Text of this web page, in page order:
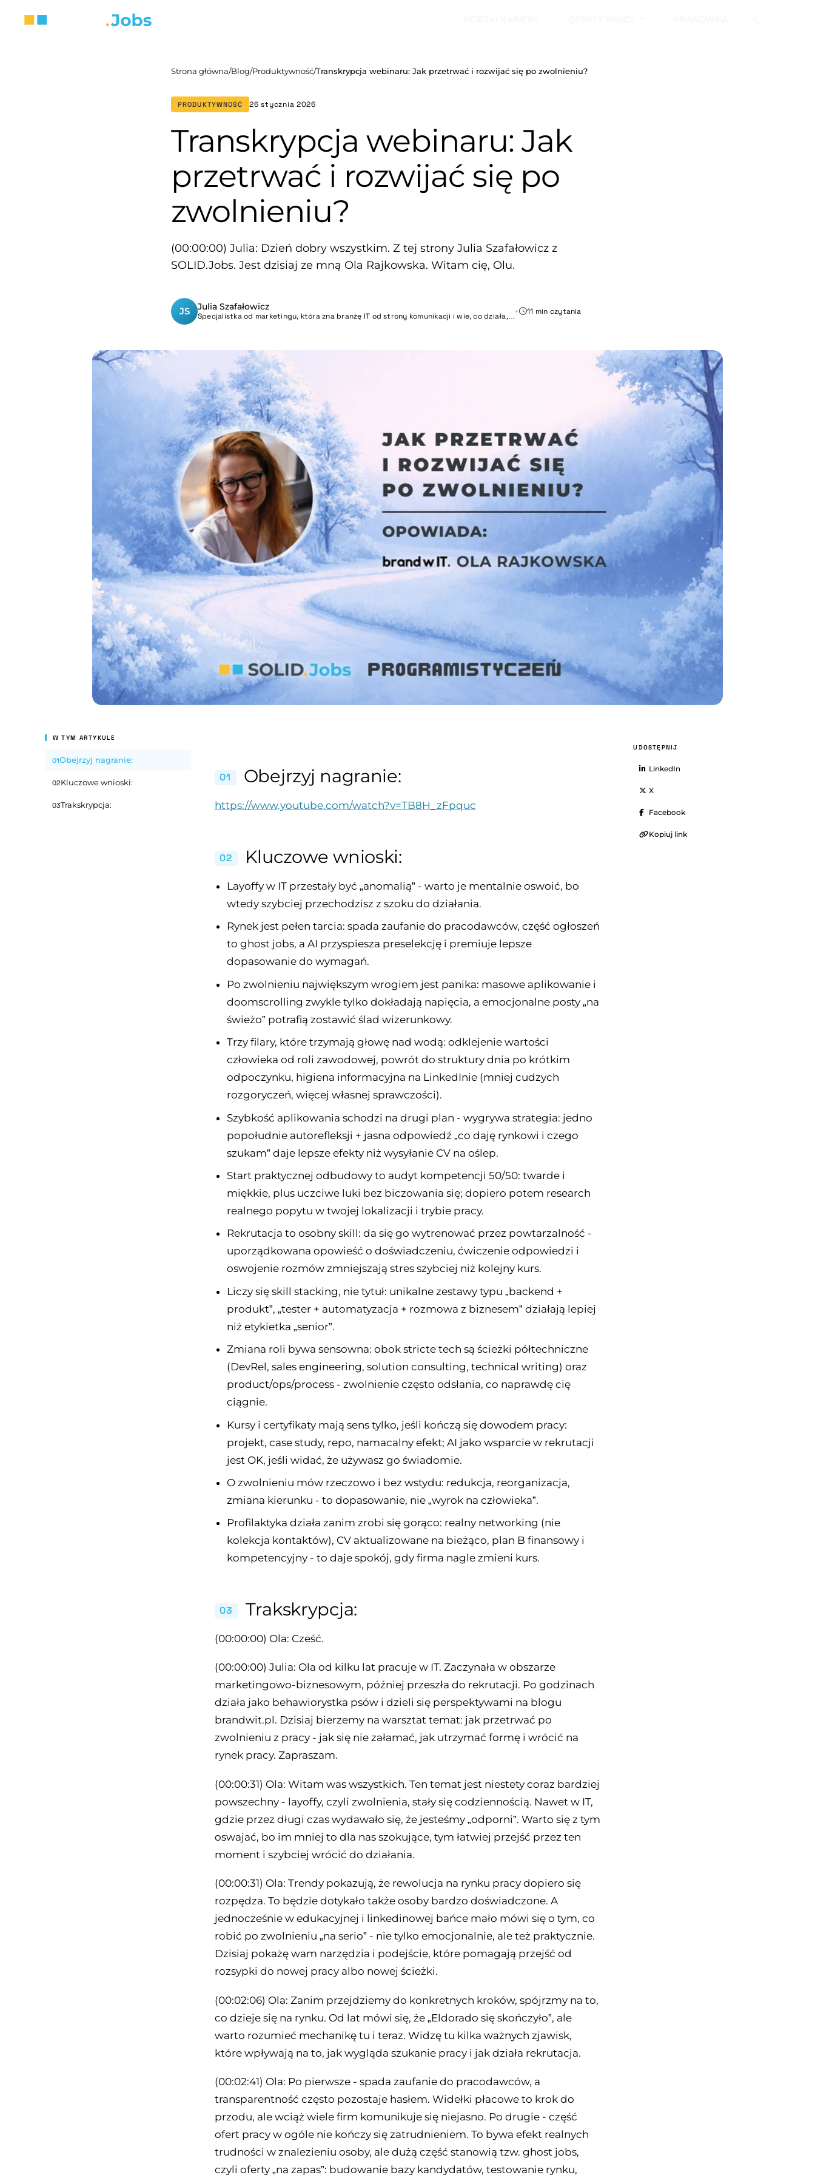
Strona główna/Blog/Produktywność/Transkrypcja webinaru: Jak przetrwać i rozwijać się po zwolnieniu?
PRODUKTYWNOŚĆ 26 stycznia 2026
Transkrypcja webinaru: Jak
przetrwać i rozwijać się po
zwolnieniu?
(00:00:00) Julia: Dzień dobry wszystkim. Z tej strony Julia Szafałowicz z
SOLID.Jobs. Jest dzisiaj ze mną Ola Rajkowska. Witam cię, Olu.
JS Julia Szafałowicz
Specjalistka od marketingu, która zna branżę IT od strony komunikacji i wie, co działa,… 11 min czytania
W TYM ARTYKULE
01Obejrzyj nagranie:
02Kluczowe wnioski:
03Trakskrypcja:
01 Obejrzyj nagranie:
https://www.youtube.com/watch?v=TB8H_zFpquc
02 Kluczowe wnioski:
Layoffy w IT przestały być „anomalią” - warto je mentalnie oswoić, bo
wtedy szybciej przechodzisz z szoku do działania.
Rynek jest pełen tarcia: spada zaufanie do pracodawców, część ogłoszeń
to ghost jobs, a AI przyspiesza preselekcję i premiuje lepsze
dopasowanie do wymagań.
Po zwolnieniu największym wrogiem jest panika: masowe aplikowanie i
doomscrolling zwykle tylko dokładają napięcia, a emocjonalne posty „na
świeżo” potrafią zostawić ślad wizerunkowy.
Trzy filary, które trzymają głowę nad wodą: odklejenie wartości
człowieka od roli zawodowej, powrót do struktury dnia po krótkim
odpoczynku, higiena informacyjna na LinkedInie (mniej cudzych
rozgoryczeń, więcej własnej sprawczości).
Szybkość aplikowania schodzi na drugi plan - wygrywa strategia: jedno
popołudnie autorefleksji + jasna odpowiedź „co daję rynkowi i czego
szukam” daje lepsze efekty niż wysyłanie CV na oślep.
Start praktycznej odbudowy to audyt kompetencji 50/50: twarde i
miękkie, plus uczciwe luki bez biczowania się; dopiero potem research
realnego popytu w twojej lokalizacji i trybie pracy.
Rekrutacja to osobny skill: da się go wytrenować przez powtarzalność -
uporządkowana opowieść o doświadczeniu, ćwiczenie odpowiedzi i
oswojenie rozmów zmniejszają stres szybciej niż kolejny kurs.
Liczy się skill stacking, nie tytuł: unikalne zestawy typu „backend +
produkt”, „tester + automatyzacja + rozmowa z biznesem” działają lepiej
niż etykietka „senior”.
Zmiana roli bywa sensowna: obok stricte tech są ścieżki półtechniczne
(DevRel, sales engineering, solution consulting, technical writing) oraz
product/ops/process - zwolnienie często odsłania, co naprawdę cię
ciągnie.
Kursy i certyfikaty mają sens tylko, jeśli kończą się dowodem pracy:
projekt, case study, repo, namacalny efekt; AI jako wsparcie w rekrutacji
jest OK, jeśli widać, że używasz go świadomie.
O zwolnieniu mów rzeczowo i bez wstydu: redukcja, reorganizacja,
zmiana kierunku - to dopasowanie, nie „wyrok na człowieka”.
Profilaktyka działa zanim zrobi się gorąco: realny networking (nie
kolekcja kontaktów), CV aktualizowane na bieżąco, plan B finansowy i
kompetencyjny - to daje spokój, gdy firma nagle zmieni kurs.
03 Trakskrypcja:
(00:00:00) Ola: Cześć.
(00:00:00) Julia: Ola od kilku lat pracuje w IT. Zaczynała w obszarze
marketingowo-biznesowym, później przeszła do rekrutacji. Po godzinach
działa jako behawiorystka psów i dzieli się perspektywami na blogu
brandwit.pl. Dzisiaj bierzemy na warsztat temat: jak przetrwać po
zwolnieniu z pracy - jak się nie załamać, jak utrzymać formę i wrócić na
rynek pracy. Zapraszam.
(00:00:31) Ola: Witam was wszystkich. Ten temat jest niestety coraz bardziej
powszechny - layoffy, czyli zwolnienia, stały się codziennością. Nawet w IT,
gdzie przez długi czas wydawało się, że jesteśmy „odporni”. Warto się z tym
oswajać, bo im mniej to dla nas szokujące, tym łatwiej przejść przez ten
moment i szybciej wrócić do działania.
(00:00:31) Ola: Trendy pokazują, że rewolucja na rynku pracy dopiero się
rozpędza. To będzie dotykało także osoby bardzo doświadczone. A
jednocześnie w edukacyjnej i linkedinowej bańce mało mówi się o tym, co
robić po zwolnieniu „na serio” - nie tylko emocjonalnie, ale też praktycznie.
Dzisiaj pokażę wam narzędzia i podejście, które pomagają przejść od
rozsypki do nowej pracy albo nowej ścieżki.
(00:02:06) Ola: Zanim przejdziemy do konkretnych kroków, spójrzmy na to,
co dzieje się na rynku. Od lat mówi się, że „Eldorado się skończyło”, ale
warto rozumieć mechanikę tu i teraz. Widzę tu kilka ważnych zjawisk,
które wpływają na to, jak wygląda szukanie pracy i jak działa rekrutacja.
(00:02:41) Ola: Po pierwsze - spada zaufanie do pracodawców, a
transparentność często pozostaje hasłem. Widełki płacowe to krok do
przodu, ale wciąż wiele firm komunikuje się niejasno. Po drugie - część
ofert pracy w ogóle nie kończy się zatrudnieniem. To bywa efekt realnych
trudności w znalezieniu osoby, ale dużą część stanowią tzw. ghost jobs,
czyli oferty „na zapas”: budowanie bazy kandydatów, testowanie rynku,
UDOSTĘPNIJ
LinkedIn
X
Facebook
Kopiuj link